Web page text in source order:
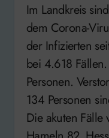
Im Landkreis sind aktuell 196 Personen mit
dem Corona-
der Infizierten
bei 4.618
Personen.
134 Personen
Die akuten Fälle